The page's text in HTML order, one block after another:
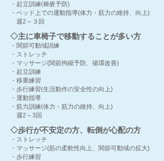
・起立訓練(褥瘡予防)
・ベッド上での運動指導(体力・筋力の維持、向上)
週2～３回
◇主に車椅子で移動することが多い方
・関節可動域訓練
・ストレッチ
・マッサージ(関節拘縮予防、循環改善)
・起立訓練
・移乗練習
・歩行練習(生活動作の安全性の向上)
・運動指導
・筋力訓練(体力・筋力の維持、向上)
週2～3回
◇歩行が不安定の方、転倒が心配の方
・ストレッチ
・マッサージ(筋の柔軟性向上、関節可動域の拡大)
・歩行練習